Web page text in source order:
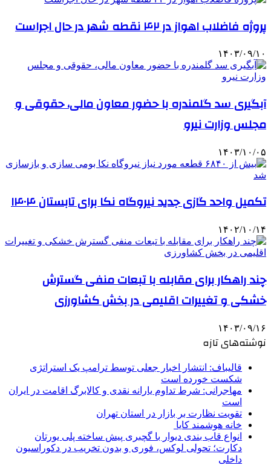
پروژه فاضلاب اهواز در ۴۲ نقطه شهر در حال اجراست
۱۴۰۳/۰۹/۱۰
آبگیری سد گلمندره با حضور معاون مالی، حقوقی و
مجلس وزارت نیرو
۱۴۰۳/۱۰/۰۵
تکمیل واحد گازی جدید نیروگاه نکا برای تابستان ۱۴۰۴
۱۴۰۲/۱۰/۱۴
چند راهکار برای مقابله با تبعات منفی گسترش
خشکی و تغییرات اقلیمی در بخش کشاورزی
۱۴۰۳/۰۹/۱۶
نوشته‌های تازه
قالیباف: انتشار اخبار جعلی توسط ترامپ یک استراتژی
شکست خورده است
مهاجرانی: شرط تداوم یارانه نقدی و کالابرگ اقامت در ایران
است
تقویت نظارت بر بازار در استان تهران
خانه هوشمند کایا
انواع قاب بندی دیوار با گچبری پیش ساخته پلی یورتان
دکارت؛ تحولی لوکس، فوری و بدون تخریب در دکوراسیون
داخلی